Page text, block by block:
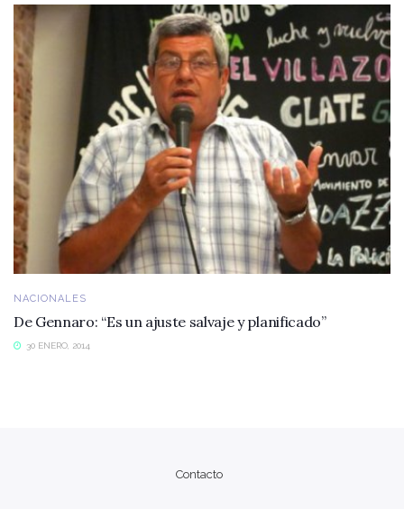
NACIONALES
De Gennaro: “Es un ajuste salvaje y planificado”
30 ENERO, 2014
Contacto